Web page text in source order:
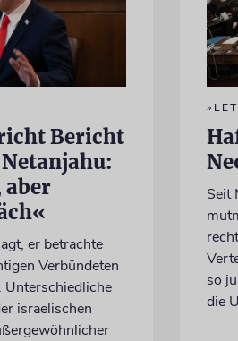
Bericht
aber
er betrachte
Verbündeten
Unterschiedliche
israelischen
Seit
so
die